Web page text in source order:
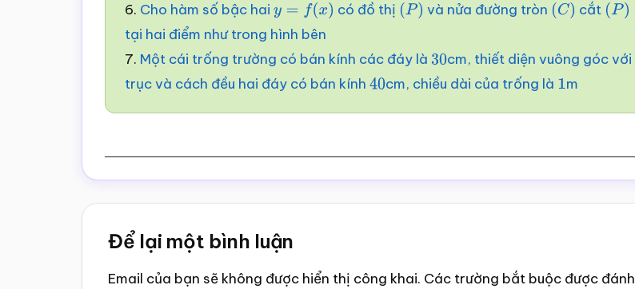
6. Cho hàm số bậc hai y =f( x) có đồ thị (P) và nửa đường tròn (C) cắt (P)
tại hai điểm như trong hình bên
7. Một cái trống trường có bán kính các đáy là 30cm, thiết diện vuông góc với
trục và cách đều hai đáy có bán kính 40cm, chiều dài của trống là 1 m
Reader
Interactions
Để lại một bình luận
Email của bạn sẽ không được hiển thị công khai. Các trường bắt buộc được đánh